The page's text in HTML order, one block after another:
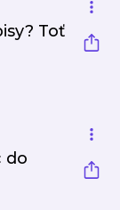
Toť
do